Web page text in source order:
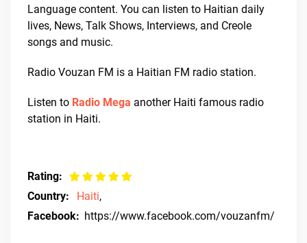
Language content. You can listen to Haitian daily
lives, News, Talk Shows, Interviews, and Creole
songs and music.
Radio Vouzan FM is a Haitian FM radio station.
Listen to Radio Mega another Haiti famous radio
station in Haiti.
Rating:
Country:
Haiti,
Facebook: https://www.facebook.com/vouzanfm/